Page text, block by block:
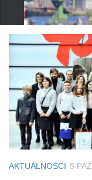
Aktualności
przed 1989
po 1989
Media
Galeria
Życiorys
AKTUALNOŚCI 5